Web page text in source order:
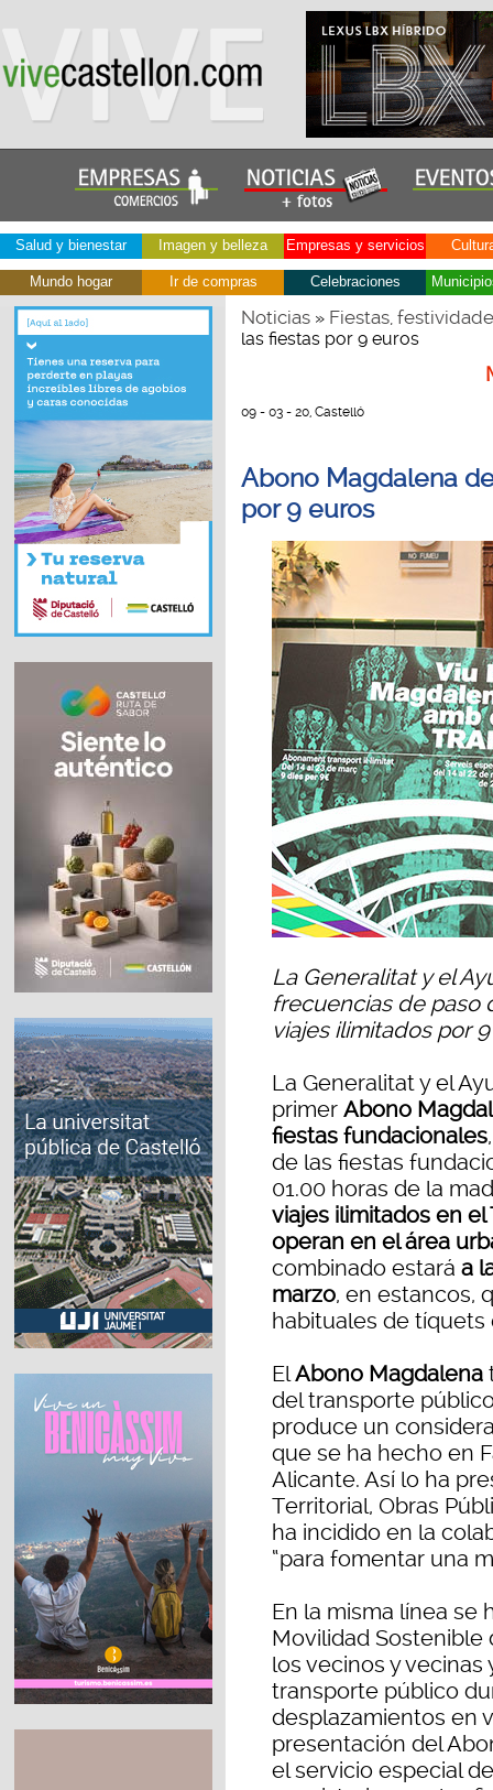
Salud y bienestar Imagen y belleza Empresas y servicios
Mundo hogar Ir de compras Celebraciones
Noticias» Fiestas,
las fiestas por 9 euros
09 - 03 - 20, Castelló
Abono Magdalena
por 9 euros
La Generalitat y el
frecuencias de paso
viajes ilimitados por
La Generalitat y el
primer Abono
fiestas fundacionales
de las fiestas
01.00 horas de la
viajes ilimitados en
operan en el área
combinado estará a
marzo, en estancos,
habituales de tíquets
ElAbono Magdalena
del transporte
produce un
que se ha hecho en
Alicante. Así lo ha
Territorial, Obras
ha incidido en la
“para fomentar una
En la misma línea se
Movilidad Sostenible
los vecinos y vecinas
transporte público
desplazamientos en
presentación del
el servicio especial